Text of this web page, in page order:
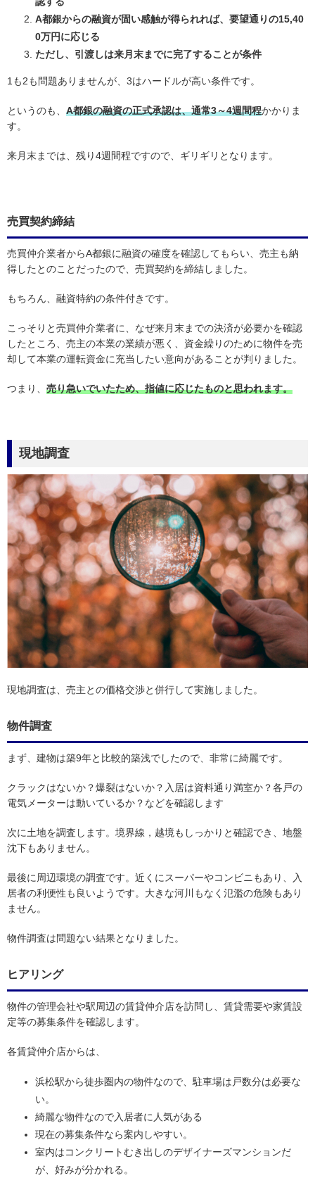
A都銀からの融資が固い感触が得られれば、要望通りの15,40
0万円に応じる
ただし、引渡しは来月末までに完了することが条件
1も2も問題ありませんが、3はハードルが高い条件です。
というのも、 A都銀の融資の正式承認は、通常3～4週間程かかりま
す。
来月末までは、残り4週間程ですので、ギリギリとなります。
売買契約締結
売買仲介業者からA都銀に融資の確度を確認してもらい、売主も納
得したとのことだったので、売買契約を締結しました。
もちろん、融資特約の条件付きです。
こっそりと売買仲介業者に、なぜ来月末までの決済が必要かを確認
したところ、売主の本業の業績が悪く、資金繰りのために物件を売
却して本業の運転資金に充当したい意向があることが判りました。
つまり、 売り急いでいたため、指値に応じたものと思われます。
現地調査
現地調査は、売主との価格交渉と併行して実施しました。
物件調査
まず、建物は築9年と比較的築浅でしたので、非常に綺麗です。
クラックはないか？爆裂はないか？入居は資料通り満室か？各戸の
電気メーターは動いているか？などを確認します
次に土地を調査します。境界線，越境もしっかりと確認でき、地盤
沈下もありません。
最後に周辺環境の調査です。近くにスーパーやコンビニもあり、入
居者の利便性も良いようです。大きな河川もなく氾濫の危険もあり
ません。
物件調査は問題ない結果となりました。
ヒアリング
物件の管理会社や駅周辺の賃貸仲介店を訪問し、賃貸需要や家賃設
定等の募集条件を確認します。
各賃貸仲介店からは、
浜松駅から徒歩圏内の物件なので、駐車場は戸数分は必要な
い。
綺麗な物件なので入居者に人気がある
現在の募集条件なら案内しやすい。
室内はコンクリートむき出しのデザイナーズマンションだ
が、好みが分かれる。